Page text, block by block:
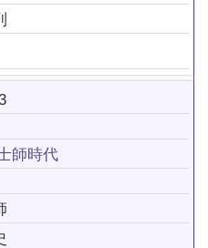
師時代